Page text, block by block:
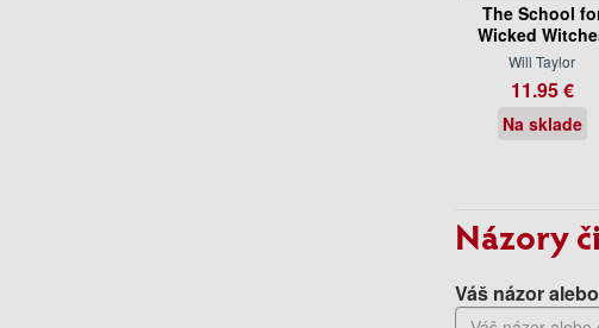
The School
Wicked
Will Taylor
11.95 €
Na sklade
Názory
Váš názor